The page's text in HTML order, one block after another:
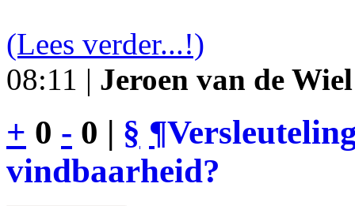
(Lees verder...!)
08:11 | Jeroen van de Wiel
+ 0 - 0 | § ¶
vindbaarheid?